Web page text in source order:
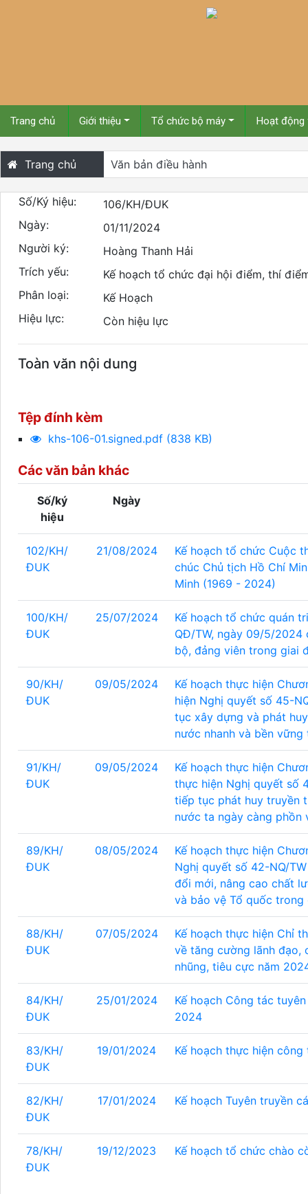
Trang chủ Giới thiệu Tổ chức bộ máy Hoạt động
Trang chủ Văn bản điều hành
Số/Ký hiệu:
106/KH/ĐUK
Ngày:
01/11/2024
Người ký:
Hoàng Thanh Hải
Trích yếu:
Kế hoạch tổ chức đại hội điểm, thí
Phân loại:
Kế Hoạch
Hiệu lực:
Còn hiệu lực
Toàn văn nội dung
Tệp đính kèm
khs-106-01.signed.pdf (838 KB)
Các văn bản khác
Số/ký
hiệu
Ngày
102/KH/
ĐUK
21/08/2024
Kế hoạch tổ chức Cuộc
chúc Chủ tịch Hồ Chí
Minh (1969 - 2024)
100/KH/
ĐUK
25/07/2024
Kế hoạch tổ chức quán
QĐ/TW, ngày 09/5/2024
bộ, đảng viên trong giai
90/KH/
ĐUK
09/05/2024
Kế hoạch thực hiện
hiện Nghị quyết số 45-
tục xây dựng và phát
nước nhanh và bền
91/KH/
ĐUK
09/05/2024
Kế hoạch thực hiện
thực hiện Nghị quyết số
tiếp tục phát huy truyền
nước ta ngày càng phồn
89/KH/
ĐUK
08/05/2024
Kế hoạch thực hiện
Nghị quyết số 42-NQ/
đổi mới, nâng cao chất
và bảo vệ Tổ quốc trong
88/KH/
ĐUK
07/05/2024
Kế hoạch thực hiện Chỉ
về tăng cường lãnh đạo,
nhũng, tiêu cực năm
84/KH/
ĐUK
25/01/2024
Kế hoạch Công tác
2024
83/KH/
ĐUK
19/01/2024 Kế hoạch thực hiện
82/KH/
ĐUK
17/01/2024 Kế hoạch Tuyên truyền
78/KH/
ĐUK
19/12/2023 Kế hoạch tổ chức chào